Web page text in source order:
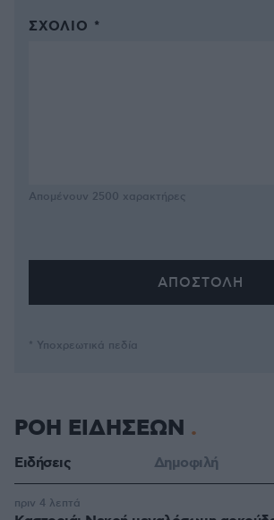
ΣΧΌΛΙΟ *
Απομένουν 2500 χαρακτήρες
* Υποχρεωτικά πεδία
ΡΟΗ ΕΙΔΗΣΕΩΝ
Ειδήσεις Δημοφιλή
πριν 4 λεπτά